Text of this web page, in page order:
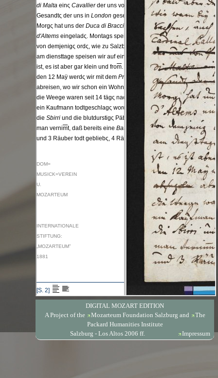
DIGITAL MOZART EDITION
A Project of the
Mozarteum Foundation Salzburg and
The
Packard Humanities Institute
Salzburg - Los Altos 2006 ff.
Impressum